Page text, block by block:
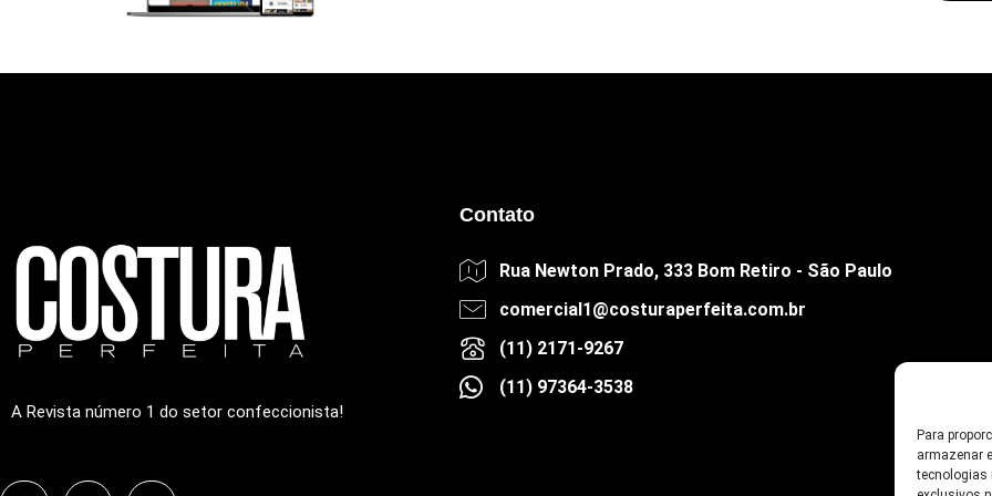
Para
armazenar
tecnologias
A Revista número 1 do setor confeccionista!
Contato
Rua Newton Prado, 333 Bom Retiro - São Paulo
comercial1@costuraperfeita.com.br
(11) 2171-9267
(11) 97364-3538